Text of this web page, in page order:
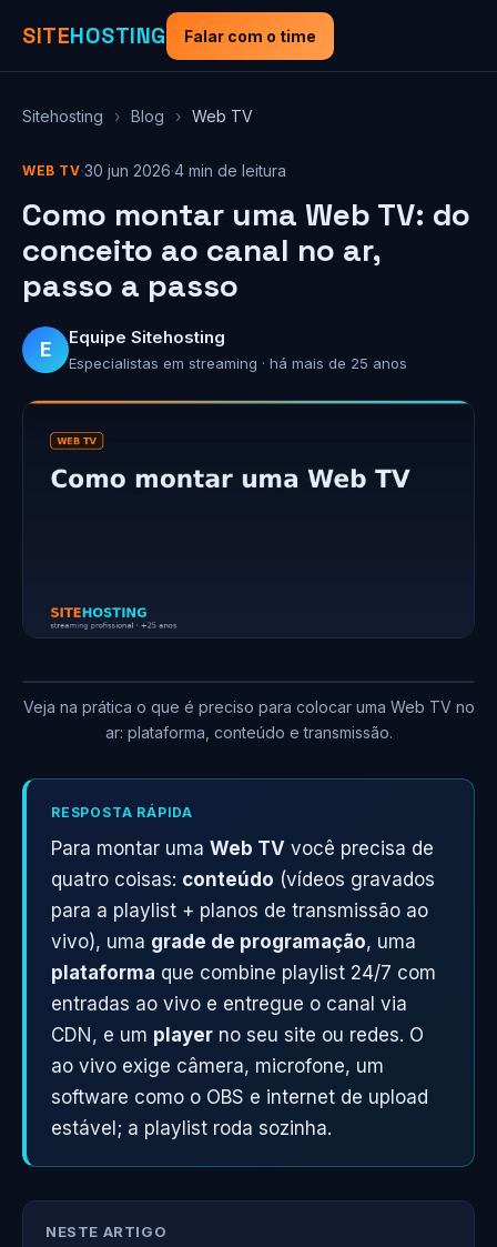
SITEHOSTING Falar com o time
Sitehosting › Blog › Web TV
WEB TV·30 jun 2026·4 min de leitura
Como montar uma Web TV: do
conceito ao canal no ar,
passo a passo
E
Equipe Sitehosting
Especialistas em streaming · há mais de 25 anos
Veja na prática o que é preciso para colocar uma Web TV no
ar: plataforma, conteúdo e transmissão.
RESPOSTA RÁPIDA
Para montar uma Web TV você precisa de
quatro coisas: conteúdo (vídeos gravados
para a playlist + planos de transmissão ao
vivo), uma grade de programação, uma
plataforma que combine playlist 24/7 com
entradas ao vivo e entregue o canal via
CDN, e um player no seu site ou redes. O
ao vivo exige câmera, microfone, um
software como o OBS e internet de upload
estável; a playlist roda sozinha.
NESTE ARTIGO